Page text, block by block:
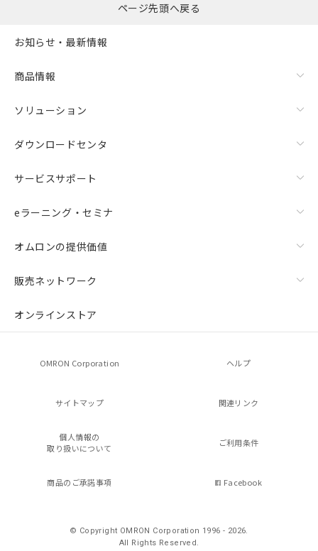
ページ先頭へ戻る
お知らせ・最新情報
商品情報
ソリューション
ダウンロードセンタ
サービスサポート
eラーニング・セミナ
オムロンの提供価値
販売ネットワーク
オンラインストア
OMRON Corporation ヘルプ
サイトマップ 関連リンク
個人情報の
取り扱いについて
ご利用条件
商品のご承諾事項 Facebook
© Copyright OMRON Corporation 1996 - 2026.
All Rights Reserved.